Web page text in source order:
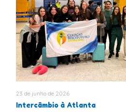
23 de junho de 2026
Intercâmbio à Atlanta